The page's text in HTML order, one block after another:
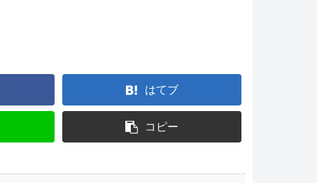
はてブ
コピー